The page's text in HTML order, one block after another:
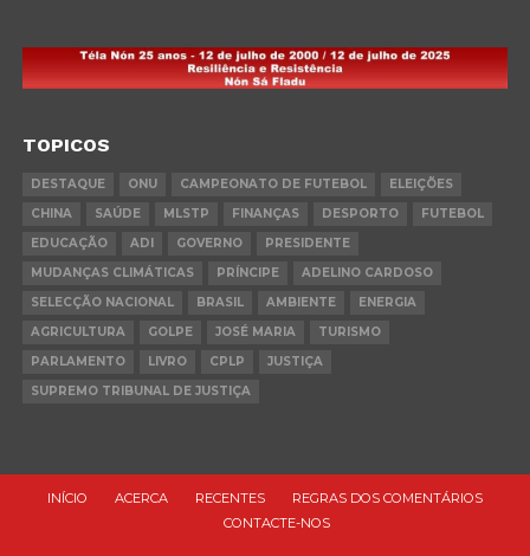
TOPICOS
DESTAQUE ONU CAMPEONATO DE FUTEBOL
ELEIÇÕES
CHINA
SAÚDE MLSTP FINANÇAS DESPORTO
FUTEBOL
EDUCAÇÃO
ADI GOVERNO
PRESIDENTE
MUDANÇAS CLIMÁTICAS
PRÍNCIPE
ADELINO CARDOSO
SELECÇÃO NACIONAL
BRASIL AMBIENTE
ENERGIA
AGRICULTURA
GOLPE JOSÉ MARIA
TURISMO
PARLAMENTO
LIVRO CPLP
JUSTIÇA
SUPREMO TRIBUNAL DE JUSTIÇA
INÍCIO ACERCA RECENTES
REGRAS DOS COMENTÁRIOS
CONTACTE-NOS